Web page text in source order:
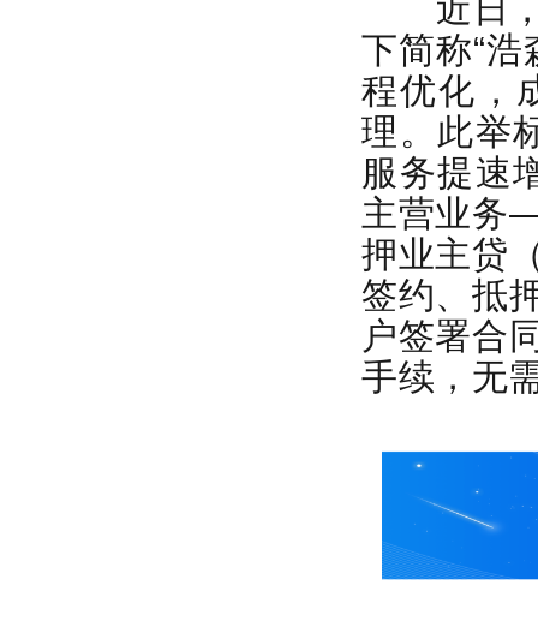
近日，
下简称“
程优化，
理。此举
服务提速
主营业务
押业主贷
签约、抵
户签署合
手续，无